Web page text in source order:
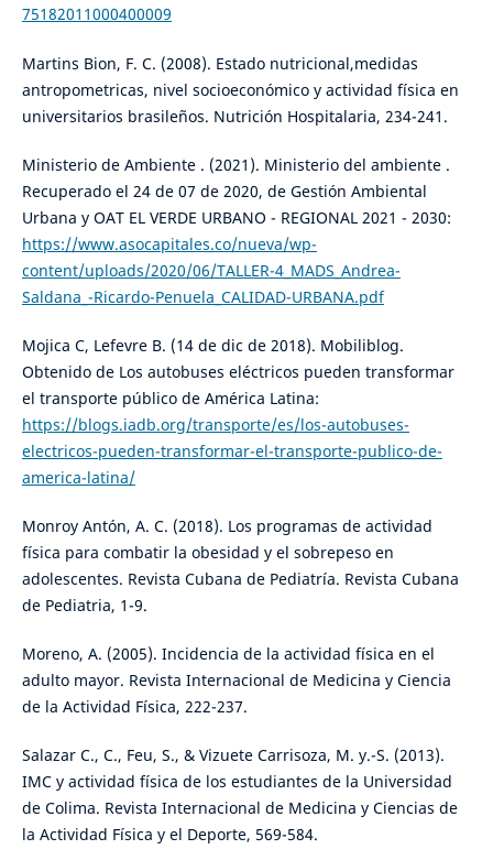
75182011000400009
Martins Bion, F. C. (2008). Estado nutricional,medidas
antropometricas, nivel socioeconómico y actividad física en
universitarios brasileños. Nutrición Hospitalaria, 234-241.
Ministerio de Ambiente . (2021). Ministerio del ambiente .
Recuperado el 24 de 07 de 2020, de Gestión Ambiental
Urbana y OAT EL VERDE URBANO - REGIONAL 2021 - 2030:
https://www.asocapitales.co/nueva/wp-
content/uploads/2020/06/TALLER-4_MADS_Andrea-
Saldana_-Ricardo-Penuela_CALIDAD-URBANA.pdf
Mojica C, Lefevre B. (14 de dic de 2018). Mobiliblog.
Obtenido de Los autobuses eléctricos pueden transformar
el transporte público de América Latina:
https://blogs.iadb.org/transporte/es/los-autobuses-
electricos-pueden-transformar-el-transporte-publico-de-
america-latina/
Monroy Antón, A. C. (2018). Los programas de actividad
física para combatir la obesidad y el sobrepeso en
adolescentes. Revista Cubana de Pediatría. Revista Cubana
de Pediatria, 1-9.
Moreno, A. (2005). Incidencia de la actividad física en el
adulto mayor. Revista Internacional de Medicina y Ciencia
de la Actividad Física, 222-237.
Salazar C., C., Feu, S., & Vizuete Carrisoza, M. y.-S. (2013).
IMC y actividad física de los estudiantes de la Universidad
de Colima. Revista Internacional de Medicina y Ciencias de
la Actividad Física y el Deporte, 569-584.